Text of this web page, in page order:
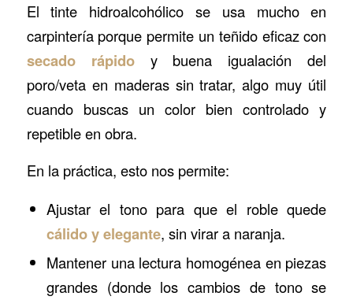
El tinte hidroalcohólico se usa mucho en
carpintería porque permite un teñido eficaz con
secado rápidoy buena igualación del
poro/veta en maderas sin tratar, algo muy útil
cuando buscas un color bien controlado y
repetible en obra.
En la práctica, esto nos permite:
Ajustar el tono para que el roble quede
cálido y elegante, sin virar a naranja.
Mantener una lectura homogénea en piezas
grandes (donde los cambios de tono se